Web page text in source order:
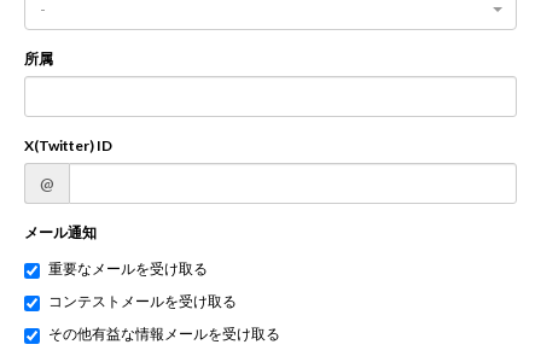
-
所属
X(Twitter) ID
@
メール通知
重要なメールを受け取る
コンテストメールを受け取る
その他有益な情報メールを受け取る